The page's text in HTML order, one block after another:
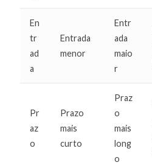
En
tr
ad
a
Entrada
menor
Entr
ada
maio
r
Pr
az
o
Prazo
mais
curto
Praz
o
mais
long
o